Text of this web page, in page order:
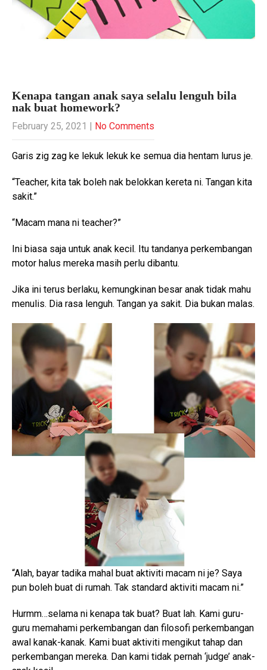
Kenapa tangan anak saya selalu lenguh bila
nak buat homework?
February 25, 2021 | No Comments
Garis zig zag ke lekuk lekuk ke semua dia hentam lurus je.
“Teacher, kita tak boleh nak belokkan kereta ni. Tangan kita
sakit.”
“Macam mana ni teacher?”
Ini biasa saja untuk anak kecil. Itu tandanya perkembangan
motor halus mereka masih perlu dibantu.
Jika ini terus berlaku, kemungkinan besar anak tidak mahu
menulis. Dia rasa lenguh. Tangan ya sakit. Dia bukan malas.
“Alah, bayar tadika mahal buat aktiviti macam ni je? Saya
pun boleh buat di rumah. Tak standard aktiviti macam ni.”
Hurmm…selama ni kenapa tak buat? Buat lah. Kami guru-
guru memahami perkembangan dan filosofi perkembangan
awal kanak-kanak. Kami buat aktiviti mengikut tahap dan
perkembangan mereka. Dan kami tidak pernah ‘judge’ anak-